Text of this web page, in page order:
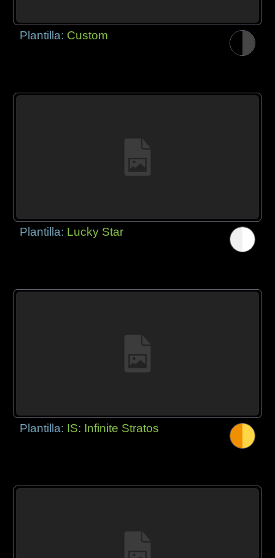
Plantilla: Custom
Plantilla: Lucky Star
Plantilla: IS: Infinite Stratos